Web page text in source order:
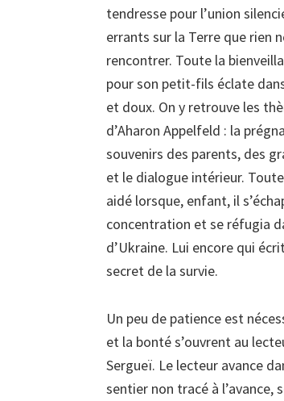
tendresse pour l’union
errants sur la Terre que rien
rencontrer. Toute la
pour son petit-fils éclate
et doux. On y retrouve les
d’Aharon Appelfeld : la
souvenirs des parents, des
et le dialogue intérieur.
aidé lorsque, enfant, il
concentration et se réfugia
d’Ukraine. Lui encore qui
secret de la survie.
Un peu de patience est
et la bonté s’ouvrent au
Sergueï. Le lecteur avance
sentier non tracé à